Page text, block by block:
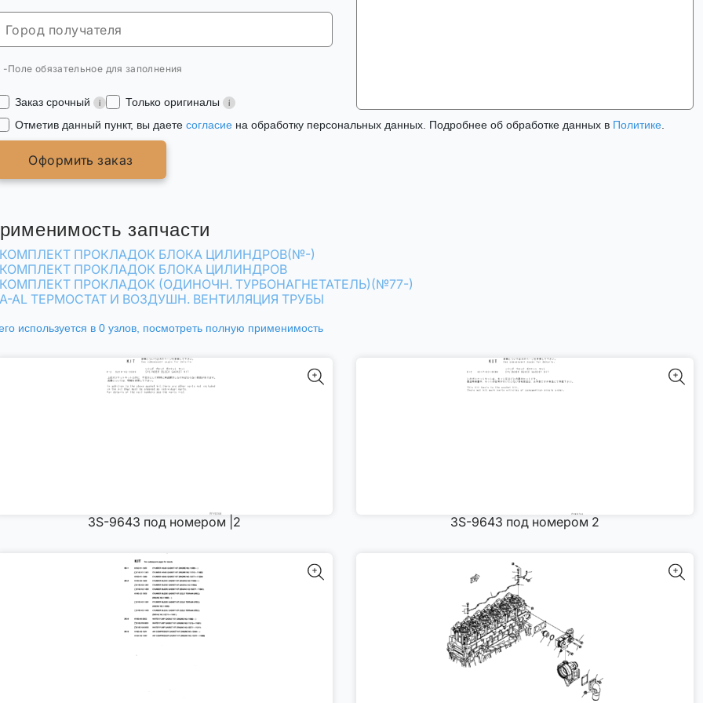
-Поле обязательное для заполнения
Заказ срочный
Только оригиналы
Отметив данный пункт, вы даете согласие на обработку персональных данных. Подробнее об обработке данных в Политике
Оформить заказ
запчасти
КОМПЛЕКТ ПРОКЛАДОК БЛОКА ЦИЛИНДРОВ(№-)
КОМПЛЕКТ ПРОКЛАДОК БЛОКА ЦИЛИНДРОВ
КОМПЛЕКТ ПРОКЛАДОК (ОДИНОЧН. ТУРБОНАГНЕТАТЕЛЬ)(№77-)
A-AL ТЕРМОСТАТ И ВОЗДУШН. ВЕНТИЛЯЦИЯ ТРУБЫ
используется в 0 узлов, посмотреть полную применимость
3S-9643 под номером |2 3S-9643 под номером 2